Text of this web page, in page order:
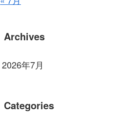
Archives
2026年7月
Categories